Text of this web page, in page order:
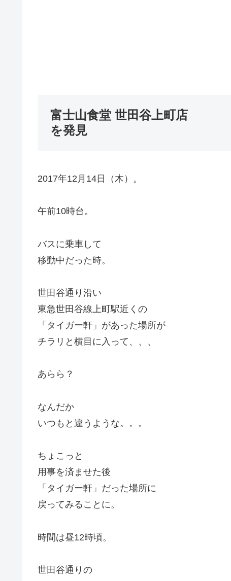
富士山食堂 世田谷上町店
を発見
2017年12月14日（木）。
午前10時台。
バスに乗車して
移動中だった時。
世田谷通り沿い
東急世田谷線上町駅近くの
「タイガー軒」があった場所が
チラリと横目に入って、、、
あらら？
なんだか
いつもと違うような。。。
ちょこっと
用事を済ませた後
「タイガー軒」だった場所に
戻ってみることに。
時間は昼12時頃。
世田谷通りの